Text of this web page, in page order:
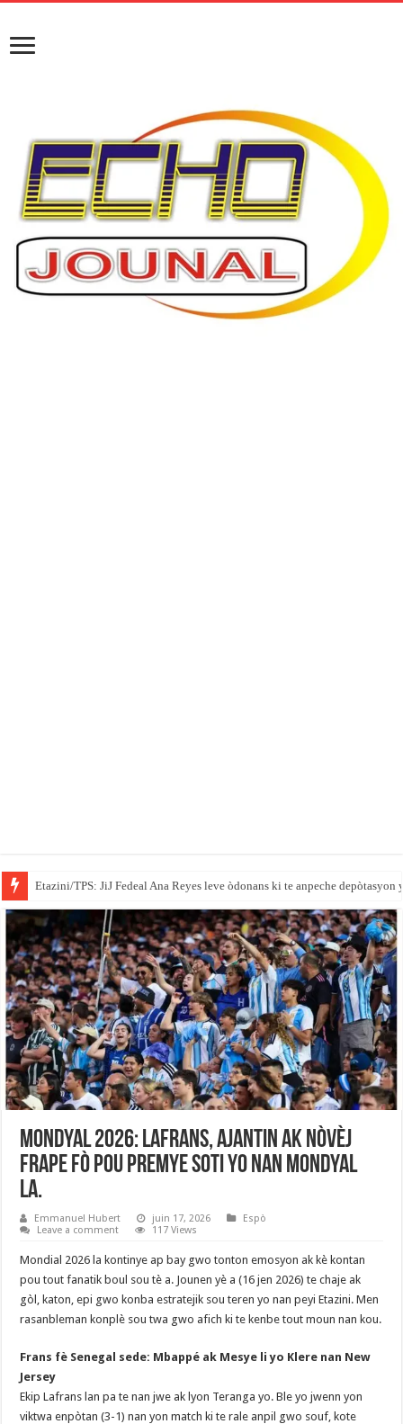
Etazini/TPS: JiJ Fedeal Ana Reyes leve òdonans ki te anpeche depòtasyon
Gouvènè Massachusetts la siyen yon lwa ki mete barikad pou ajan ICE yo
Mondyal 2026: Lafrans, Ajantin ak Nòvèj
frape fò pou premye soti yo nan mondyal
la.
Emmanuel Hubert juin 17, 2026
Espò
Leave a comment
117 Views
Mondial 2026 la kontinye ap bay gwo tonton emosyon ak kè kontan
pou tout fanatik boul sou tè a. Jounen yè a (16 jen 2026) te chaje ak
gòl, katon, epi gwo konba estratejik sou teren yo nan peyi Etazini. Men
rasanbleman konplè sou twa gwo afich ki te kenbe tout moun nan kou.
Frans fè Senegal sede: Mbappé ak Mesye li yo Klere nan New
Jersey
Ekip Lafrans lan pa te nan jwe ak lyon Teranga yo. Ble yo jwenn yon
viktwa enpòtan (3-1) nan yon match ki te rale anpil gwo souf, kote